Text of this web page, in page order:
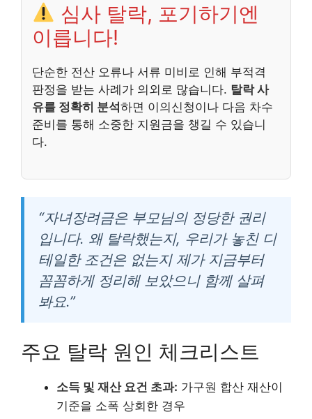
심사 탈락, 포기하기엔
이릅니다!
단순한 전산 오류나 서류 미비로 인해 부적격
판정을 받는 사례가 의외로 많습니다. 탈락 사
유를 정확히 분석하면 이의신청이나 다음 차수
준비를 통해 소중한 지원금을 챙길 수 있습니
다.
“자녀장려금은 부모님의 정당한 권리
입니다. 왜 탈락했는지, 우리가 놓친 디
테일한 조건은 없는지 제가 지금부터
꼼꼼하게 정리해 보았으니 함께 살펴
봐요.”
주요 탈락 원인 체크리스트
소득 및 재산 요건 초과: 가구원 합산 재산이
기준을 소폭 상회한 경우